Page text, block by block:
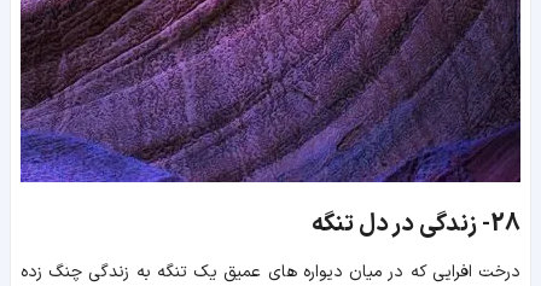
28- زندگی در دل تنگه
درخت افرایی که در میان دیواره های عمیق یک تنگه به زندگی چنگ زده